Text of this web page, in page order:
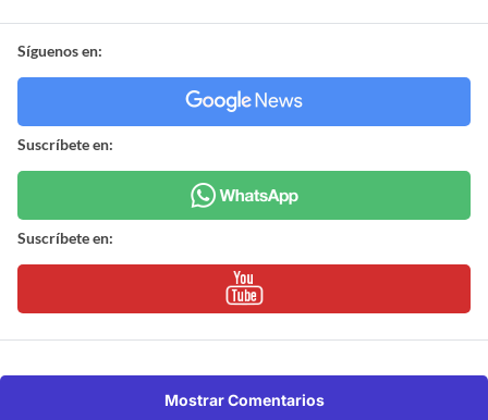
Síguenos en:
Suscríbete en:
Suscríbete en:
Mostrar Comentarios